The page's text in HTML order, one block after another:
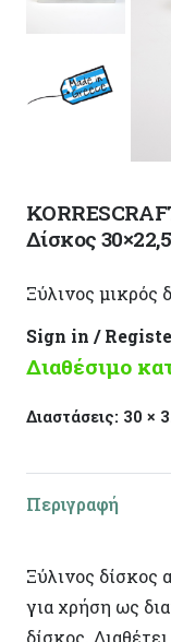
Δίσκος
Ξύλινος μικρός
Sign in /
Διαθέσιμο
Διαστάσεις: 30 ×
Περιγραφή
Ξύλινος δίσκος
για χρήση ως